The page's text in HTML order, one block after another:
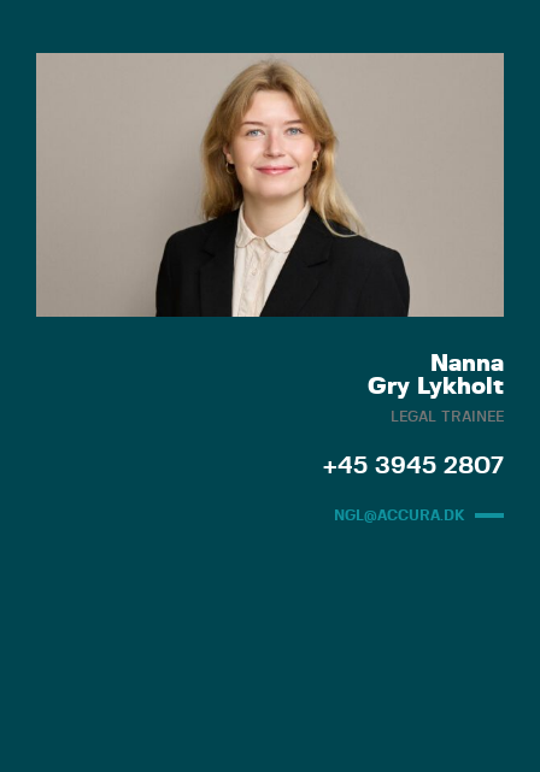
Nanna
Gry Lykholt
LEGAL TRAINEE
+45 3945 2807
NGL@ACCURA.DK